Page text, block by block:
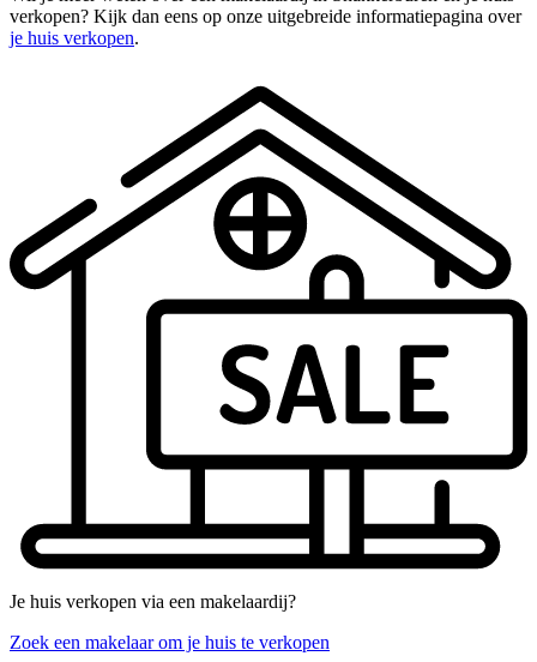
verkopen? Kijk dan eens op onze uitgebreide informatiepagina over
je huis verkopen.
Je huis verkopen via een makelaardij?
Zoek een makelaar om je huis te verkopen